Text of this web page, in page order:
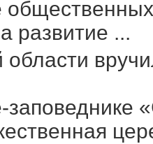
развитие ...
области